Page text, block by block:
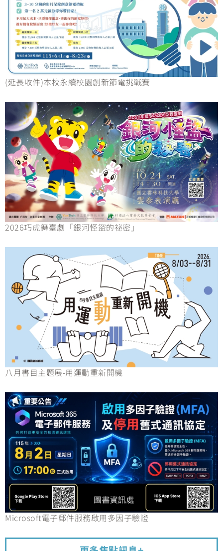
(延長收件)本校永續校園創新節電挑戰賽
2026巧虎舞臺劇「銀河怪盜的祕密」
八月書目主題展-用運動重新開機
Microsoft電子郵件服務啟用多因子驗證